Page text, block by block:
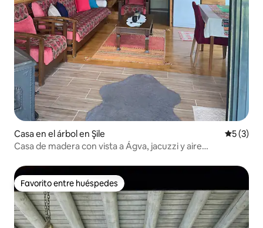
Casa en el árbol en Şile
5 (3)
Casa de madera con vista a Ágva, jacuzzi y aire
Favorito entre huéspedes
Favorito entre huéspedes